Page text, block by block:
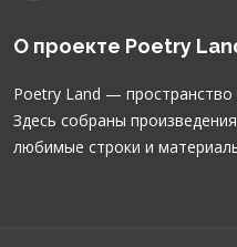
О проекте Poetry
Poetry Land — пространство
Здесь собраны
любимые строки и